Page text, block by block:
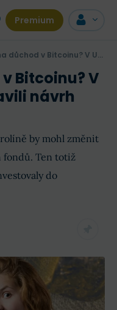
Premium
Bitcoinu? V USA k tomu představili návrh zákona
Bitcoinu? V
návrh
by mohl změnit
Ten totiž
do